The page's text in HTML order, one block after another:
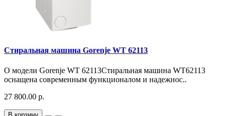
Стиральная машина Gorenje WT 62113
О модели Gorenje WT 62113Стиральная машина WT62113
оснащена современным функционалом и надежнос..
27 800.00 р.